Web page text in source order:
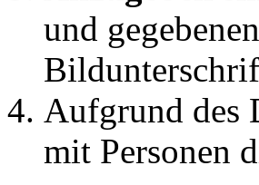
und
Aufgrund des
mit Personen